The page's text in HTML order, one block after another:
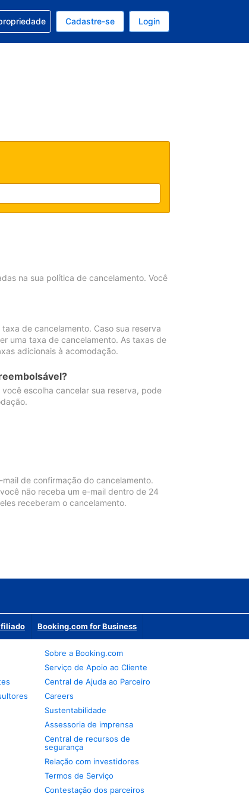
moeda é: Dólar americano
seu idioma é: Português (Brasil)
sua reservaCadastre-se Login
na sua política de cancelamento. Você
de cancelamento. Caso sua reserva
uma taxa de cancelamento. As taxas de
adicionais à acomodação.
escolha cancelar sua reserva, pode
de confirmação do cancelamento.
não receba um e-mail dentro de 24
receberam o cancelamento.
Booking.com for Business
Sobre a Booking.com
Serviço de Apoio ao Cliente
Central de Ajuda ao Parceiro
Careers
Sustentabilidade
Assessoria de imprensa
Central de recursos de
segurança
Relação com investidores
Termos de Serviço
Contestação dos parceiros